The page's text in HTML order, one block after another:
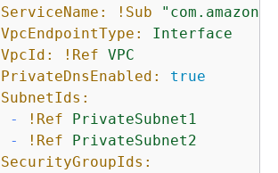
ServiceName:
!Sub
VpcEndpointType:
Interface
VpcId:
!Ref VPC
PrivateDnsEnabled:
true
SubnetIds:
-
!Ref
PrivateSubnet1
-
!Ref
PrivateSubnet2
SecurityGroupIds: